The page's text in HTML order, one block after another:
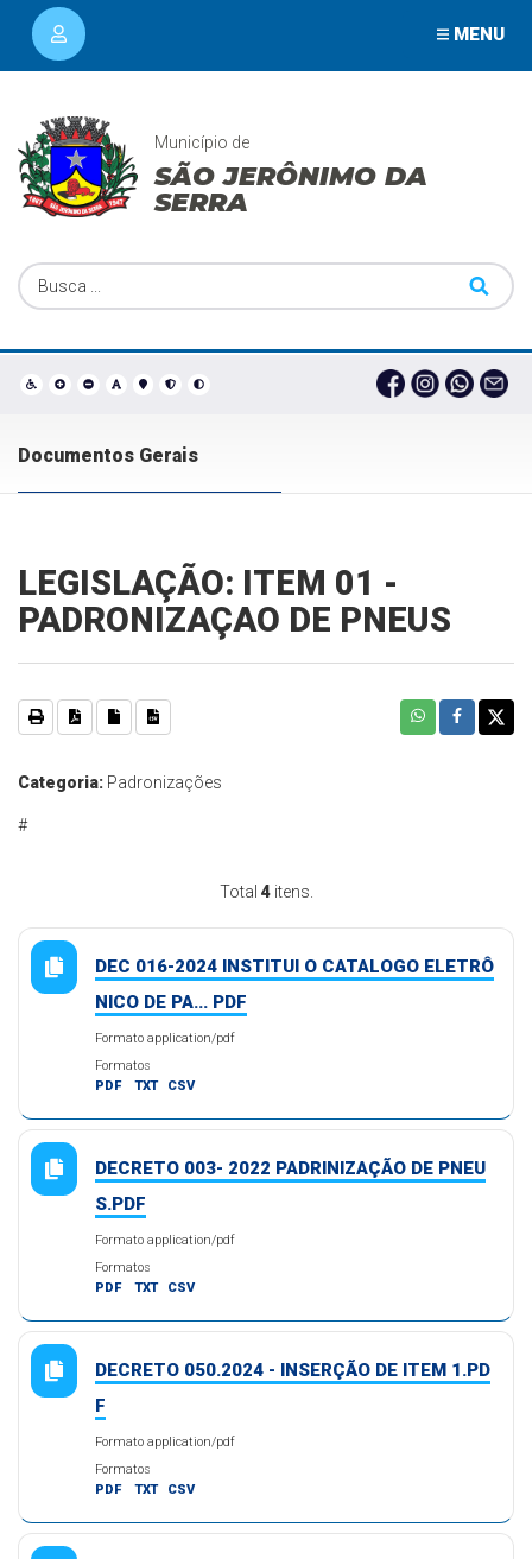
MENU
Município de
SÃO JERÔNIMO DA
SERRA
Documentos Gerais
LEGISLAÇÃO: ITEM 01 -
PADRONIZAÇAO DE PNEUS
Categoria: Padronizações
#
Total 4itens.
DEC 016-2024 INSTITUI O CATALOGO ELETRÔ
NICO DE PA... PDF
Formato application/pdf
Formatos
PDF
TXT CSV
DECRETO 003- 2022 PADRINIZAÇÃO DE PNEU
S.PDF
Formato application/pdf
Formatos
PDF
TXT CSV
DECRETO 050.2024 - INSERÇÃO DE ITEM 1.PD
F
Formato application/pdf
Formatos
PDF
TXT CSV